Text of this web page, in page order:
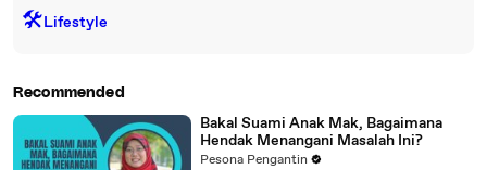
🛠️Lifestyle
Recommended
Bakal Suami Anak Mak, Bagaimana
Hendak Menangani Masalah Ini?
Pesona Pengantin